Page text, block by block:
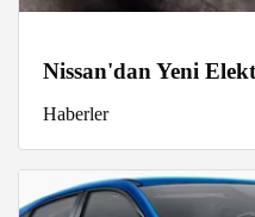
Nissan'dan Yeni
Haberler